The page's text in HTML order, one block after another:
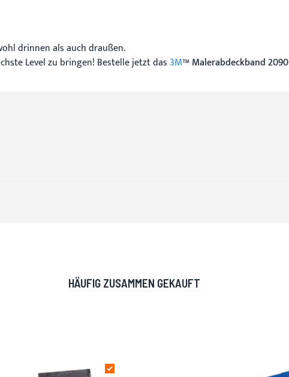
drinnen als auch draußen.
Level zu bringen! Bestelle jetzt das3M™ Malerabdeckband 2090
HÄUFIG ZUSAMMEN GEKAUFT